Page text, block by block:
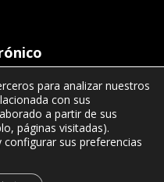
para analizar nuestros
con sus
a partir de sus
páginas visitadas).
sus preferencias